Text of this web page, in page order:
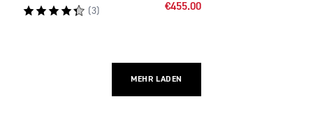
(3) €455.00
MEHR LADEN